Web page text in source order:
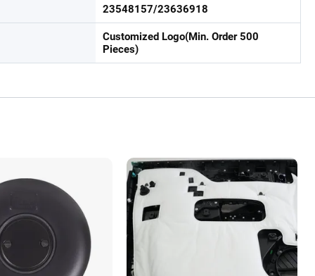
23548157/23636918
Customized Logo(Min. Order 500
Pieces)